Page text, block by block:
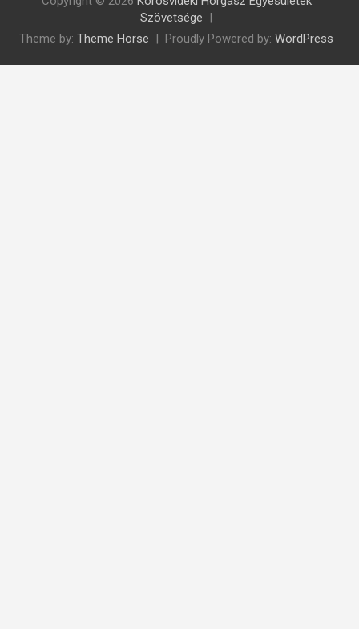
Szövetsége
Theme by: Theme Horse Proudly Powered by: WordPress